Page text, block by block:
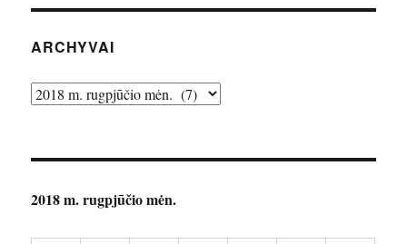
ARCHYVAI
Archyvai
2018 m. rugpjūčio mėn.